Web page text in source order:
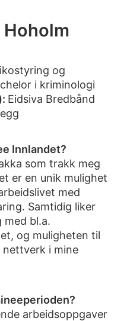
og
i kriminologi
Eidsiva Bredbånd
Innlandet?
som trakk meg
er en unik mulighet
med
Samtidig liker
med bl.a.
og muligheten til
nettverk i mine
arbeidsoppgaver